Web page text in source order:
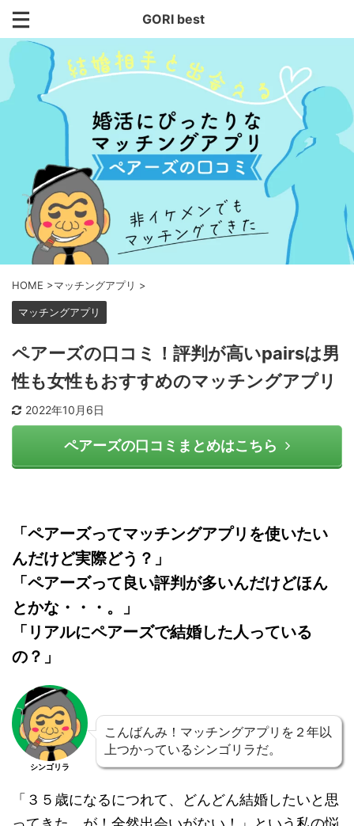
GORI best
HOME >マッチングアプリ >
マッチングアプリ
ペアーズの口コミ！評判が高いpairsは男
性も女性もおすすめのマッチングアプリ
2022年10月6日
ペアーズの口コミまとめはこちら
「ペアーズってマッチングアプリを使いたい
んだけど実際どう？」
「ペアーズって良い評判が多いんだけどほん
とかな・・・。」
「リアルにペアーズで結婚した人っている
の？」
シンゴリラ
こんばんみ！マッチングアプリを２年以
上つかっているシンゴリラだ。
「３５歳になるにつれて、どんどん結婚したいと思